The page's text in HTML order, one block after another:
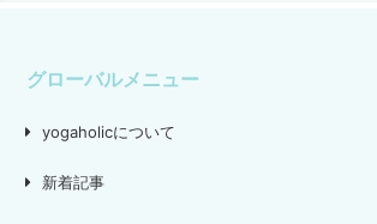
グローバルメニュー
yogaholicについて
新着記事